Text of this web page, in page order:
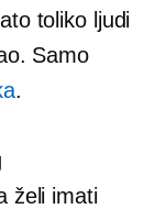
toliko ljudi
Samo
.
želi imati